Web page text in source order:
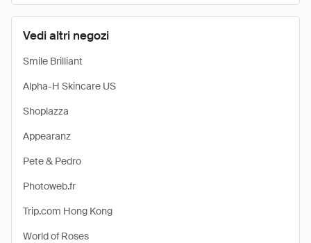
Vedi altri negozi
Smile Brilliant
Alpha-H Skincare US
Shoplazza
Appearanz
Pete & Pedro
Photoweb.fr
Trip.com Hong Kong
World of Roses